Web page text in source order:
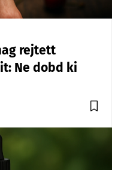
rejtett
Ne dobd ki